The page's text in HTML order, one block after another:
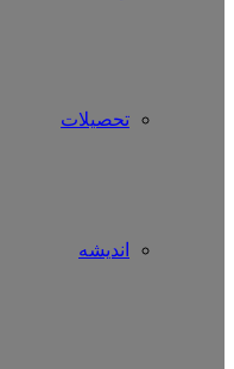
تحصیلات
اندیشه